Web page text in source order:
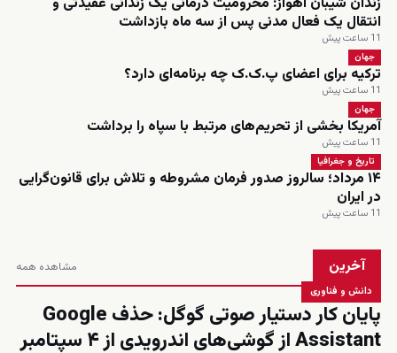
انتقال یک فعال مدنی پس از سه ماه بازداشت
11 ساعت پیش
جهان
ترکیه برای اعضای پ.ک.ک چه برنامه‌ای دارد؟
11 ساعت پیش
جهان
آمریکا بخشی از تحریم‌های مرتبط با سپاه را برداشت
11 ساعت پیش
تاریخ و جغرافیا
۱۴ مرداد؛ سالروز صدور فرمان مشروطه و تلاش برای قانون‌گرایی
در ایران
11 ساعت پیش
آخرین مشاهده همه
دانش و فناوری
پایان کار دستیار صوتی گوگل: حذف Google
Assistant از گوشی‌های اندرویدی از ۴ سپتامبر